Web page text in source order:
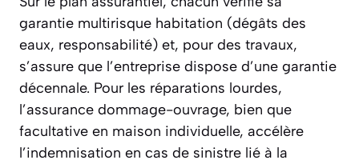
garantie multirisque habitation (dégâts des
eaux, responsabilité) et, pour des travaux,
s’assure que l’entreprise dispose d’une garantie
décennale. Pour les réparations lourdes,
l’assurance dommage-ouvrage, bien que
facultative en maison individuelle, accélère
l’indemnisation en cas de sinistre lié à la